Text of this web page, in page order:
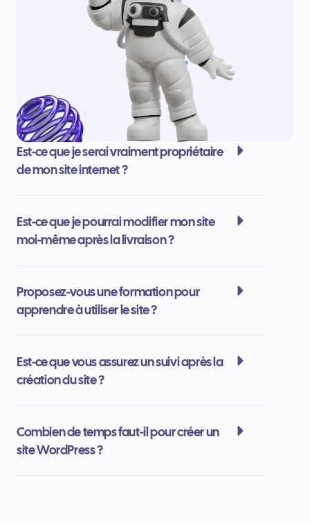
Est-ce que je serai vraiment propriétaire
de mon site internet ?
Est-ce que je pourrai modifier mon site
moi-même après la livraison ?
Proposez-vous une formation pour
apprendre à utiliser le site ?
Est-ce que vous assurez un suivi après la
création du site ?
Combien de temps faut-il pour créer un
site WordPress ?